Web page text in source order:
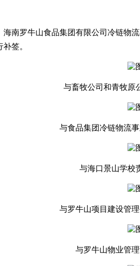
南罗牛山食品集团有限公司冷链物
签。
与畜牧公司和青牧原
与食品集团冷链物流
与海口景山学校
与罗牛山项目建设管
与罗牛山物业管